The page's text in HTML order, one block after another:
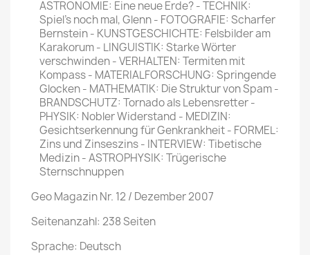
ASTRONOMIE: Eine neue Erde? - TECHNIK:
Spiel's noch mal, Glenn - FOTOGRAFIE: Schar­fer
Bernstein - KUNSTGESCHICHTE: Felsbilder am
Karakorum - LINGUIS­TIK: Starke Wörter
verschwinden - VERHALTEN: Termiten mit
Kompass - MATERIALFORSCHUNG: Springende
Glo­cken - MATHEMATIK: Die Struktur von Spam -
BRANDSCHUTZ: Tornado als Lebensretter -
PHYSIK: Nobler Wider­stand - MEDIZIN:
Gesichtserkennung für Genkrankheit - FORMEL:
Zins und Zinseszins - INTERVIEW: Tibetische
Medizin - ASTROPHYSIK: Trügerische
Sternschnuppen
Geo Magazin Nr. 12 / Dezember 2007
Seitenanzahl: 238 Seiten
Sprache: Deutsch